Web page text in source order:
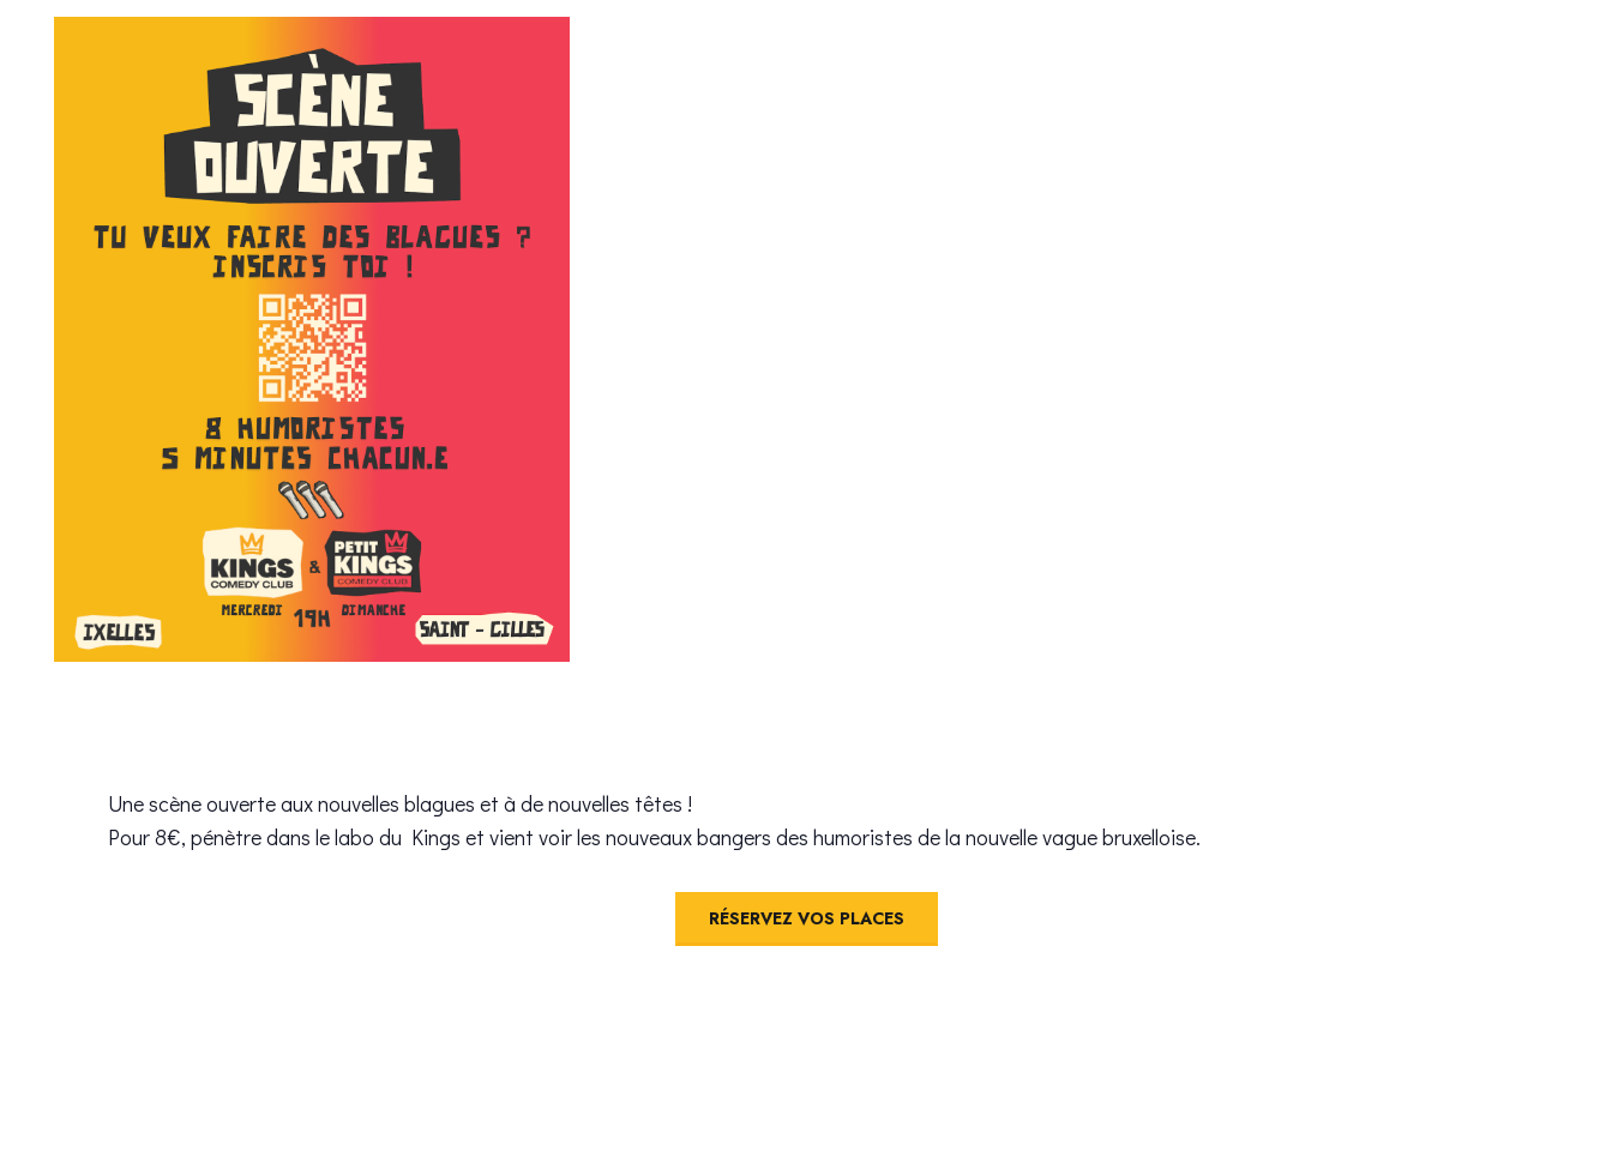
Une scène ouverte aux nouvelles blagues et à de nouvelles têtes !
Pour 8€, pénètre dans le labo du Kings et vient voir les nouveaux bangers des humoristes de la nouvelle vague bruxelloise.
RÉSERVEZ VOS PLACES